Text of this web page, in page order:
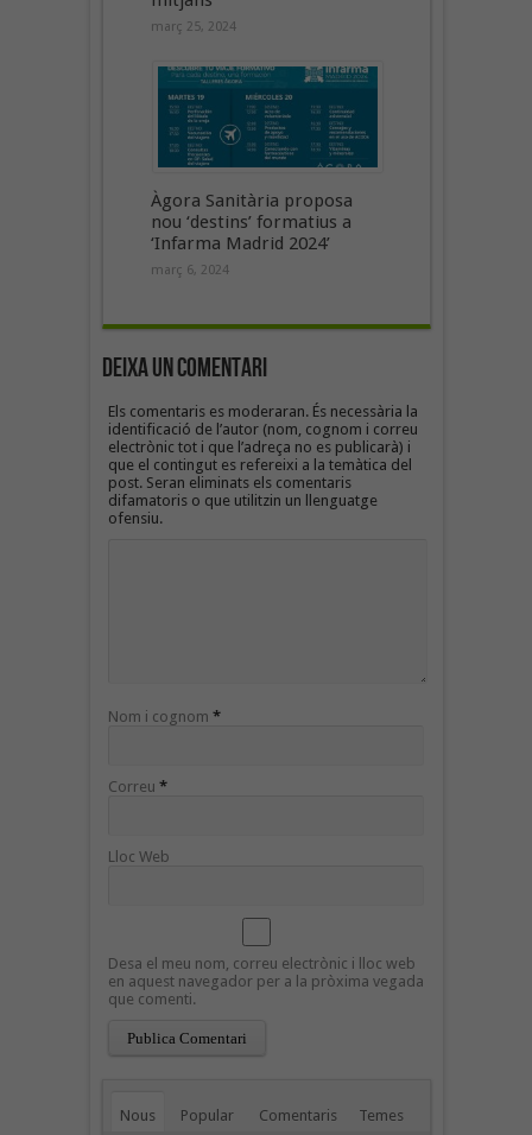
març 25, 2024
Àgora Sanitària proposa
nou ‘destins’ formatius a
‘Infarma Madrid 2024’
març 6, 2024
Deixa un Comentari
Els comentaris es moderaran. És necessària la
identificació de l’autor (nom, cognom i correu
electrònic tot i que l’adreça no es publicarà) i
que el contingut es refereixi a la temàtica del
post. Seran eliminats els comentaris
difamatoris o que utilitzin un llenguatge
ofensiu.
Nom i cognom *
Correu *
Lloc Web
Desa el meu nom, correu electrònic i lloc web
en aquest navegador per a la pròxima vegada
que comenti.
Nous Popular Comentaris Temes